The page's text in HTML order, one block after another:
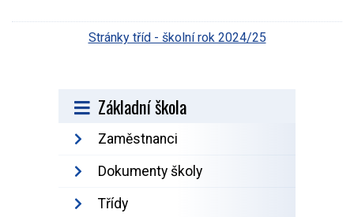
Stránky tříd - školní rok 2024/25
Základní škola
Zaměstnanci
Dokumenty školy
Třídy